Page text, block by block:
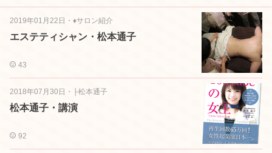
2019年01月22日 ・ ♦サロン紹介
エステティシャン・松本通子
43
2018年07月30日 ・ ├松本通子
松本通子・講演
92